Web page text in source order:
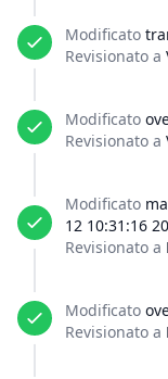
Modificato
Revisionato a
Modificato
Revisionato a
Modificato
12 10:31:16
Revisionato a
Modificato
Revisionato a